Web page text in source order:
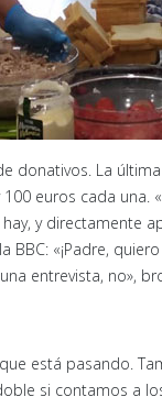
donativos. La
euros cada una.
y directamente
«¡Padre,
entrevista, no»,
está pasando.
si contamos a